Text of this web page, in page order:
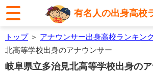
有名人の出身高校
トップ＞ アナウンサー出身高校ランキン
北高等学校出身のアナウンサー
岐阜県立多治見北高等学校出身の